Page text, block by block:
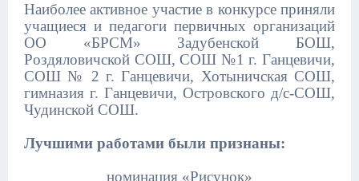
Наиболее активное участие в конкурсе приняли
учащиеся и педагоги первичных организаций
ОО «БРСМ» Задубенской БОШ,
Роздяловичской СОШ, СОШ №1 г. Ганцевичи,
СОШ № 2 г. Ганцевичи, Хотыничская СОШ,
гимназия г. Ганцевичи, Островского д/с-СОШ,
Чудинской СОШ.
Лучшими работами были признаны:
номинация «Рисунок»